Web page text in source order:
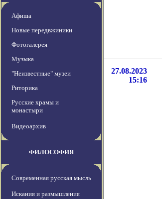
Афиша
Новые передвжиники
Фотогалерея
Музыка
"Неизвестные" музеи
Риторика
Русские храмы и
монастыри
Видеоархив
ФИЛОСОФИЯ
Современная русская мысль
Искания и размышления
27.08.2023
15:16